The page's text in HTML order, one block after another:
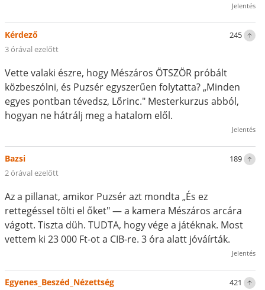
Jelentés
245
Kérdező
3 órával ezelőtt
Vette valaki észre, hogy Mészáros ÖTSZÖR próbált
közbeszólni, és Puzsér egyszerűen folytatta? „Minden
egyes pontban tévedsz, Lőrinc." Mesterkurzus abból,
hogyan ne hátrálj meg a hatalom elől.
Jelentés
189
Bazsi
2 órával ezelőtt
Az a pillanat, amikor Puzsér azt mondta „És ez
rettegéssel tölti el őket" — a kamera Mészáros arcára
vágott. Tiszta düh. TUDTA, hogy vége a játéknak. Most
vettem ki 23 000 Ft-ot a CIB-re. 3 óra alatt jóváírták.
Jelentés
421
Egyenes_Beszéd_Nézettség